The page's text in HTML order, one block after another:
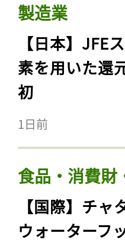
製造業
【日本】JFE
素を用いた還
初
1日前
食品・消費財
【国際】チ
ウォーターフ